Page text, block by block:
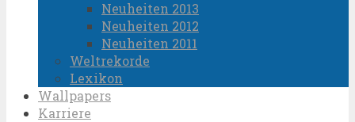
Neuheiten 2013
Neuheiten 2012
Neuheiten 2011
Weltrekorde
Lexikon
Wallpapers
Karriere